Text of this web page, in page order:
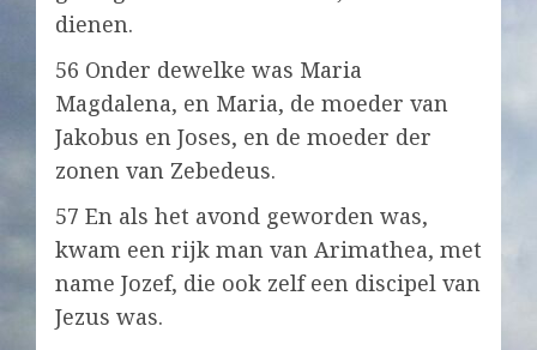
dienen.
56 Onder dewelke was Maria
Magdalena, en Maria, de moeder van
Jakobus en Joses, en de moeder der
zonen van Zebedeus.
57 En als het avond geworden was,
kwam een rijk man van Arimathea, met
name Jozef, die ook zelf een discipel van
Jezus was.